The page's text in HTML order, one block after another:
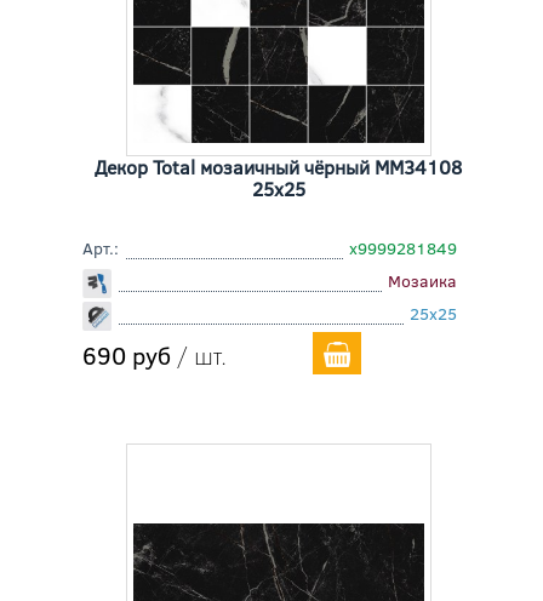
Декор Total мозаичный чёрный MM34108
25x25
Арт.:
х9999281849
Мозаика
25x25
690 руб / шт.